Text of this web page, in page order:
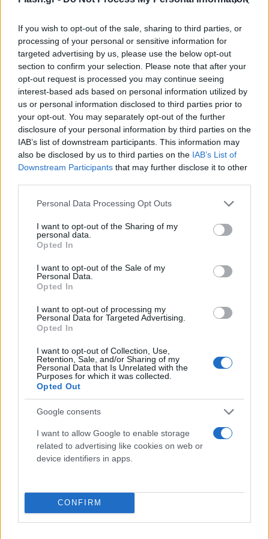
If you wish to opt-out of the sale, sharing to third parties, or
processing of your personal or sensitive information for
targeted advertising by us, please use the below opt-out
section to confirm your selection. Please note that after your
opt-out request is processed you may continue seeing
interest-based ads based on personal information utilized by
us or personal information disclosed to third parties prior to
your opt-out. You may separately opt-out of the further
disclosure of your personal information by third parties on the
IAB’s list of downstream participants. This information may
also be disclosed by us to third parties on the IAB’s List of
Downstream Participants that may further disclose it to other
Please note that this website/app uses one or more Google
not limited to your visit or usage behaviour. You may click to
grant or deny consent to Google and its third-party tags to
use your data for below specified purposes in below Google
consent section.
Personal Data Processing Opt Outs
I want to opt-out of the Sharing of my
personal data.
Opted In
I want to opt-out of the Sale of my
Personal Data.
Opted In
I want to opt-out of processing my
Personal Data for Targeted Advertising.
Opted In
I want to opt-out of Collection, Use,
Retention, Sale, and/or Sharing of my
Personal Data that Is Unrelated with the
Purposes for which it was collected.
Opted Out
Google consents
I want to allow Google to enable storage
related to advertising like cookies on web or
device identifiers in apps.
CONFIRM
να είναι τρομερά δύσκολη.
Το αινιγματικό σημείωμα αυτοκτονίας
Οι αστυνομικοί βρήκαν στο ντουλαπάκι του ΙΧ ένα
«περίεργο» σημείωμα, που παρέπεμπε σε
σημείωμα αυτοκτονίας.